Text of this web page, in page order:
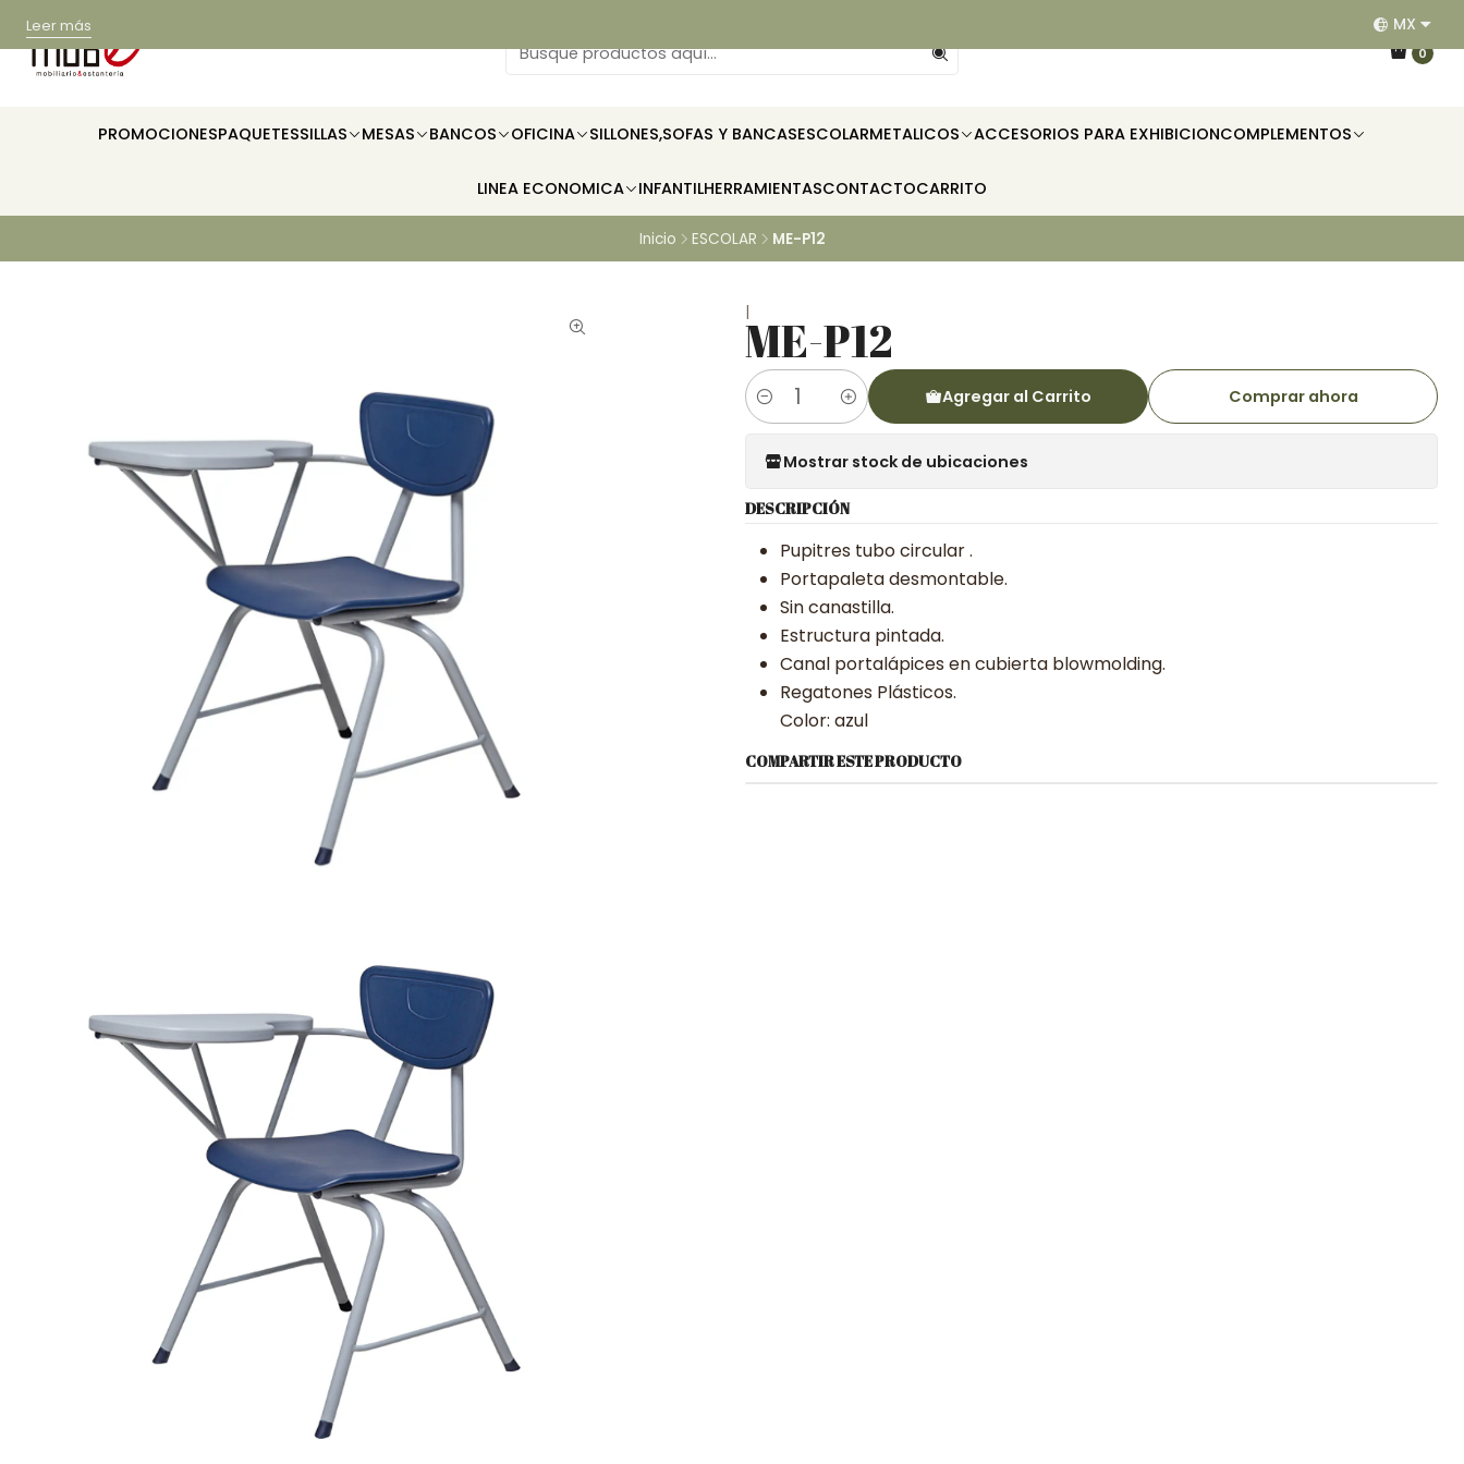
0
PROMOCIONESPAQUETESSILLAS MESAS BANCOS OFICINA SILLONES,SOFAS Y BANCASESCOLARMETALICOS ACCESORIOS PARA EXHIBICIONCOMPLEMENTOS
LINEA ECONOMICA INFANTILHERRAMIENTASCONTACTOCARRITO
Leer más EQUIPAMOS RESTAURANTES, HOTELES, OFICINAS E
MX
Inicio ESCOLAR ME-P12
|ME-P12
Cantidad
Agregar al Carrito Comprar ahora
Mostrar stock de ubicaciones
DESCRIPCIÓN
Pupitres tubo circular .
Portapaleta desmontable.
Sin canastilla.
Estructura pintada.
Canal portalápices en cubierta blowmolding.
Regatones Plásticos.
Color: azul
COMPARTIR ESTE PRODUCTO